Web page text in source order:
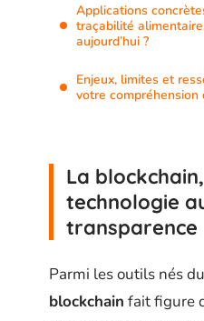
Applications
traçabilité
aujourd’hui ?
Enjeux, limites et
votre compréhension
La
technologie
transparence
Parmi les outils nés
blockchain fait figure